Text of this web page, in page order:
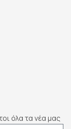
όλα τα νέα μας